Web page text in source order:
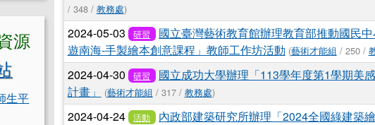
生平
/ 348 / 教務處)
2024-05-03 研習
國立臺灣藝術教育館辦理教育部推動國民
遊南海-手製繪本創意課程」教師工作坊活動 (藝術才能組 / 250 /
2024-04-30 研習
國立成功大學辦理「113學年度第1學期美
計畫」
(藝術才能組 / 317 / 教務處)
2024-04-24 活動 內政部建築研究所辦理「2024全國綠建築